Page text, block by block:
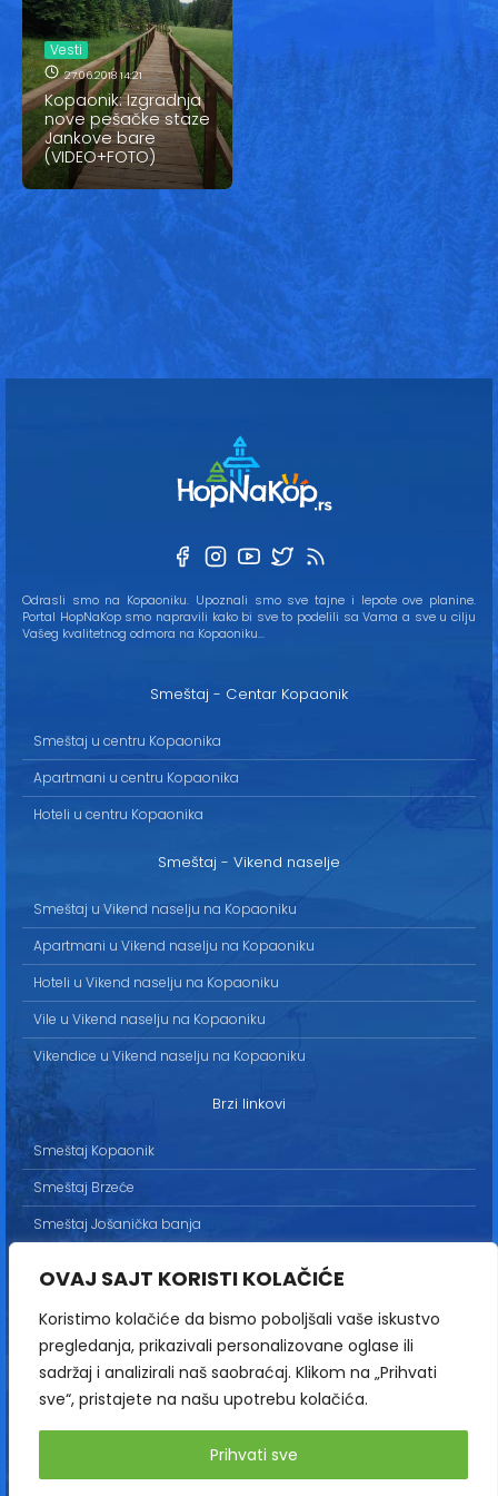
OVAJ SAJT KORISTI KOLAČIĆE
Koristimo kolačiće da bismo poboljšali vaše iskustvo
pregledanja, prikazivali personalizovane oglase ili
sadržaj i analizirali naš saobraćaj. Klikom na „Prihvati
sve“, pristajete na našu upotrebu kolačića.
Prihvati sve
Vesti
27.06.2018 14:21
Kopaonik: Izgradnja
nove pešačke staze
Jankove bare
(VIDEO+FOTO)
Odrasli smo na Kopaoniku. Upoznali smo sve tajne i lepote ove planine.
Portal HopNaKop smo napravili kako bi sve to podelili sa Vama a sve u cilju
Vašeg kvalitetnog odmora na Kopaoniku...
Smeštaj - Centar Kopaonik
Smeštaj u centru Kopaonika
Apartmani u centru Kopaonika
Hoteli u centru Kopaonika
Smeštaj - Vikend naselje
Smeštaj u Vikend naselju na Kopaoniku
Apartmani u Vikend naselju na Kopaoniku
Hoteli u Vikend naselju na Kopaoniku
Vile u Vikend naselju na Kopaoniku
Vikendice u Vikend naselju na Kopaoniku
Brzi linkovi
Smeštaj Kopaonik
Smeštaj Brzeće
Smeštaj Jošanička banja
Kontakt
Sva prava zadržana / All rights reserved